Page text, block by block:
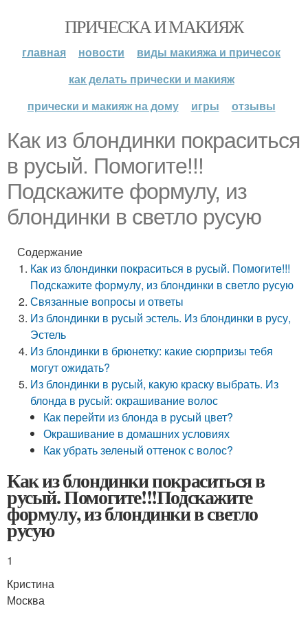
ПРИЧЕСКА И МАКИЯЖ
главная новости
виды макияжа и причесок
как делать прически и макияж
прически и макияж на дому
игры отзывы
Как из блондинки покраситься
в русый. Помогите!!!
Подскажите формулу, из
блондинки в светло русую
Содержание
Как из блондинки покраситься в русый. Помогите!!!
Подскажите формулу, из блондинки в светло русую
Связанные вопросы и ответы
Из блондинки в русый эстель. Из блондинки в русу,
Эстель
Из блондинки в брюнетку: какие сюрпризы тебя
могут ожидать?
Из блондинки в русый, какую краску выбрать. Из
блонда в русый: окрашивание волос
Как перейти из блонда в русый цвет?
Окрашивание в домашних условиях
Как убрать зеленый оттенок с волос?
Как из блондинки покраситься в
русый. Помогите!!!Подскажите
формулу, из блондинки в светло
русую
1
Кристина
Москва